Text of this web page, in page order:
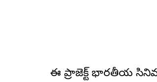
ఈ ప్రాజెక్ట్ భారతీయ